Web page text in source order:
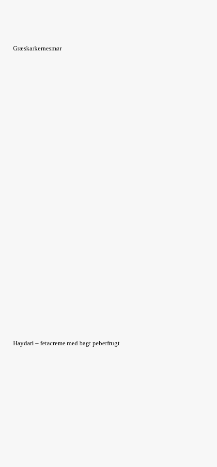
Græskarkernesmør
Haydari – fetacreme med bagt peberfrugt